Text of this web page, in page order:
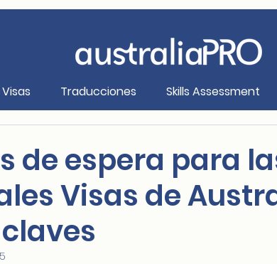
Visas Traducciones Skills Assessment
de espera para
Visas de